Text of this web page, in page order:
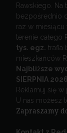
Rawskiego.
bezpośrednio
raz w miesiącu
terenie całego
tys. egz. trafia
mieszkańców
Najbliższe
SIERPNIA
Reklamuj się
U nas możesz
Zapraszamy